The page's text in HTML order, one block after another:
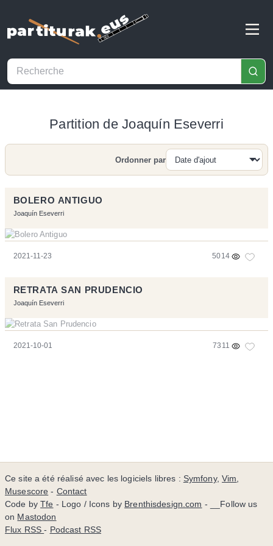
Partition de Joaquín Eseverri
Recherche
Ordonner par
BOLERO ANTIGUO
Joaquín Eseverri
2021-11-23 5014
RETRATA SAN PRUDENCIO
Joaquín Eseverri
2021-10-01 7311
Ce site a été réalisé avec les logiciels libres : Symfony,Vim,
Musescore - Contact
Code byTfe - Logo / Icons by Brenthisdesign.com - __Follow us
on Mastodon
Flux RSS- Podcast RSS